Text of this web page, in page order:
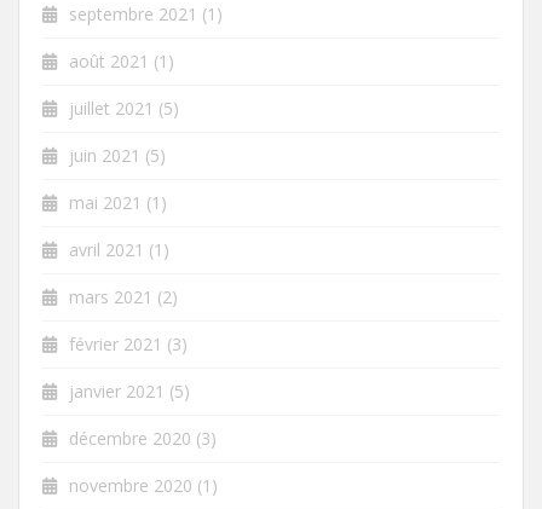
septembre 2021 (1)
août 2021 (1)
juillet 2021 (5)
juin 2021 (5)
mai 2021 (1)
avril 2021 (1)
mars 2021 (2)
février 2021 (3)
janvier 2021 (5)
décembre 2020 (3)
novembre 2020 (1)